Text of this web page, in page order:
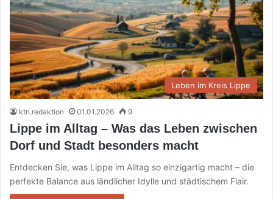
Leben im Kreis Lippe
ktn.redaktion 01.01.2026 9
Lippe im Alltag – Was das Leben zwischen
Dorf und Stadt besonders macht
Entdecken Sie, was Lippe im Alltag so einzigartig macht – die
perfekte Balance aus ländlicher Idylle und städtischem Flair.